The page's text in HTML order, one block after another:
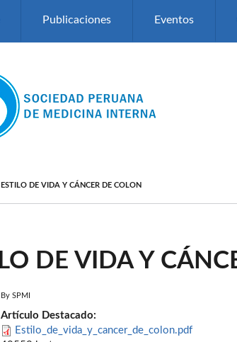
Publicaciones Eventos
ESTILO DE VIDA Y CÁNCER DE COLON
DE VIDA Y
By SPMI
Artículo Destacado:
Estilo_de_vida_y_cancer_de_colon.pdf